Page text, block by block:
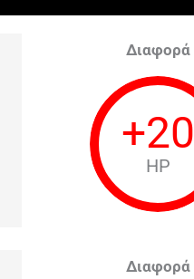
Διαφορά
+20
HP
Διαφορά